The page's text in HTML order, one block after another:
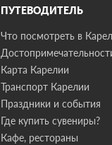
ПУТЕВОДИТЕЛЬ
Что посмотреть в
Карта Карелии
Транспорт Карелии
Праздники и события
Где купить сувениры?
Кафе, рестораны